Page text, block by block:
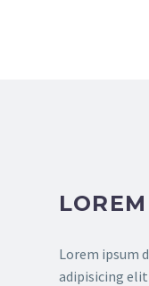
Lorem ipsum
adipisicing